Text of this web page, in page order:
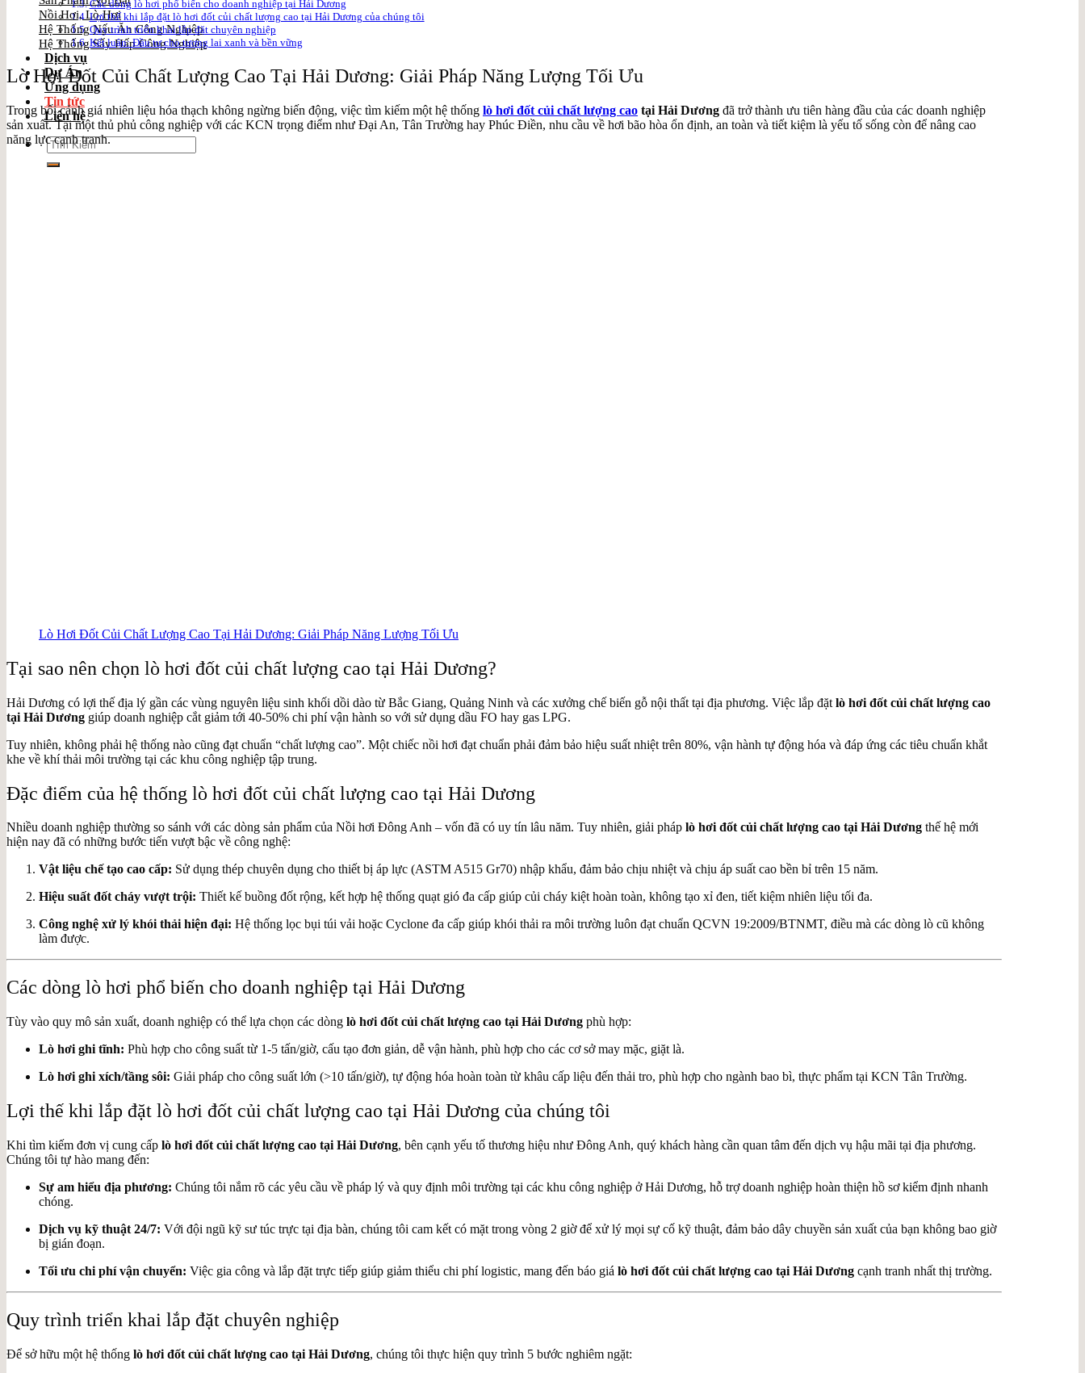
Nồi Hơi, Lò Hơi
Hệ Thống Nấu Ăn Công Nghiệp
Hệ Thống Sấy Hấp Công Nghiệp
Dịch vụ
Dự Án
Ứng dụng
Tin tức
Liên hệ
Search
for:
Các dòng lò hơi phổ biến cho doanh nghiệp tại Hải Dương
Lợi thế khi lắp đặt lò hơi đốt củi chất lượng cao tại Hải Dương của chúng tôi
Quy trình triển khai lắp đặt chuyên nghiệp
Kết luận: Đầu tư cho tương lai xanh và bền vững
Lò Hơi Đốt Củi Chất Lượng Cao Tại Hải Dương: Giải Pháp Năng Lượng Tối Ưu
Trong bối cảnh giá nhiên liệu hóa thạch không ngừng biến động, việc tìm kiếm một hệ thống lò hơi đốt củi chất lượng cao tại Hải Dương đã trở thành ưu tiên hàng đầu của các doanh nghiệp
sản xuất. Tại một thủ phủ công nghiệp với các KCN trọng điểm như Đại An, Tân Trường hay Phúc Điền, nhu cầu về hơi bão hòa ổn định, an toàn và tiết kiệm là yếu tố sống còn để nâng cao
năng lực cạnh tranh.
Lò Hơi Đốt Củi Chất Lượng Cao Tại Hải Dương: Giải Pháp Năng Lượng Tối Ưu
Tại sao nên chọn lò hơi đốt củi chất lượng cao tại Hải Dương?
Hải Dương có lợi thế địa lý gần các vùng nguyên liệu sinh khối dồi dào từ Bắc Giang, Quảng Ninh và các xưởng chế biến gỗ nội thất tại địa phương. Việc lắp đặt lò hơi đốt củi chất lượng cao
tại Hải Dương giúp doanh nghiệp cắt giảm tới 40-50% chi phí vận hành so với sử dụng dầu FO hay gas LPG.
Tuy nhiên, không phải hệ thống nào cũng đạt chuẩn “chất lượng cao”. Một chiếc nồi hơi đạt chuẩn phải đảm bảo hiệu suất nhiệt trên 80%, vận hành tự động hóa và đáp ứng các tiêu chuẩn khắt
khe về khí thải môi trường tại các khu công nghiệp tập trung.
Đặc điểm của hệ thống lò hơi đốt củi chất lượng cao tại Hải Dương
Nhiều doanh nghiệp thường so sánh với các dòng sản phẩm của Nồi hơi Đông Anh – vốn đã có uy tín lâu năm. Tuy nhiên, giải pháp lò hơi đốt củi chất lượng cao tại Hải Dương thế hệ mới
hiện nay đã có những bước tiến vượt bậc về công nghệ:
Vật liệu chế tạo cao cấp: Sử dụng thép chuyên dụng cho thiết bị áp lực (ASTM A515 Gr70) nhập khẩu, đảm bảo chịu nhiệt và chịu áp suất cao bền bỉ trên 15 năm.
Hiệu suất đốt cháy vượt trội: Thiết kế buồng đốt rộng, kết hợp hệ thống quạt gió đa cấp giúp củi cháy kiệt hoàn toàn, không tạo xỉ đen, tiết kiệm nhiên liệu tối đa.
Công nghệ xử lý khói thải hiện đại: Hệ thống lọc bụi túi vải hoặc Cyclone đa cấp giúp khói thải ra môi trường luôn đạt chuẩn QCVN 19:2009/BTNMT, điều mà các dòng lò cũ không
làm được.
Các dòng lò hơi phổ biến cho doanh nghiệp tại Hải Dương
Tùy vào quy mô sản xuất, doanh nghiệp có thể lựa chọn các dòng lò hơi đốt củi chất lượng cao tại Hải Dương phù hợp:
Lò hơi ghi tĩnh: Phù hợp cho công suất từ 1-5 tấn/giờ, cấu tạo đơn giản, dễ vận hành, phù hợp cho các cơ sở may mặc, giặt là.
Lò hơi ghi xích/tầng sôi: Giải pháp cho công suất lớn (>10 tấn/giờ), tự động hóa hoàn toàn từ khâu cấp liệu đến thải tro, phù hợp cho ngành bao bì, thực phẩm tại KCN Tân Trường.
Lợi thế khi lắp đặt lò hơi đốt củi chất lượng cao tại Hải Dương của chúng tôi
Khi tìm kiếm đơn vị cung cấp lò hơi đốt củi chất lượng cao tại Hải Dương, bên cạnh yếu tố thương hiệu như Đông Anh, quý khách hàng cần quan tâm đến dịch vụ hậu mãi tại địa phương.
Chúng tôi tự hào mang đến:
Sự am hiểu địa phương: Chúng tôi nắm rõ các yêu cầu về pháp lý và quy định môi trường tại các khu công nghiệp ở Hải Dương, hỗ trợ doanh nghiệp hoàn thiện hồ sơ kiểm định nhanh
chóng.
Dịch vụ kỹ thuật 24/7: Với đội ngũ kỹ sư túc trực tại địa bàn, chúng tôi cam kết có mặt trong vòng 2 giờ để xử lý mọi sự cố kỹ thuật, đảm bảo dây chuyền sản xuất của bạn không bao giờ
bị gián đoạn.
Tối ưu chi phí vận chuyển: Việc gia công và lắp đặt trực tiếp giúp giảm thiểu chi phí logistic, mang đến báo giá lò hơi đốt củi chất lượng cao tại Hải Dương cạnh tranh nhất thị trường.
Quy trình triển khai lắp đặt chuyên nghiệp
Để sở hữu một hệ thống lò hơi đốt củi chất lượng cao tại Hải Dương, chúng tôi thực hiện quy trình 5 bước nghiêm ngặt: